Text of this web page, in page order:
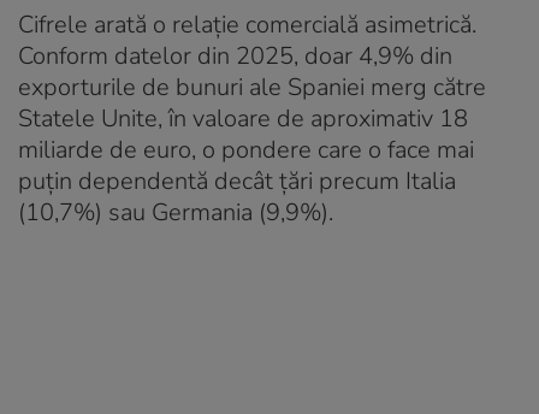
Cifrele arată o relație comercială asimetrică.
Conform datelor din 2025, doar 4,9% din
exporturile de bunuri ale Spaniei merg către
Statele Unite, în valoare de aproximativ 18
miliarde de euro, o pondere care o face mai
puțin dependentă decât țări precum Italia
(10,7%) sau Germania (9,9%).